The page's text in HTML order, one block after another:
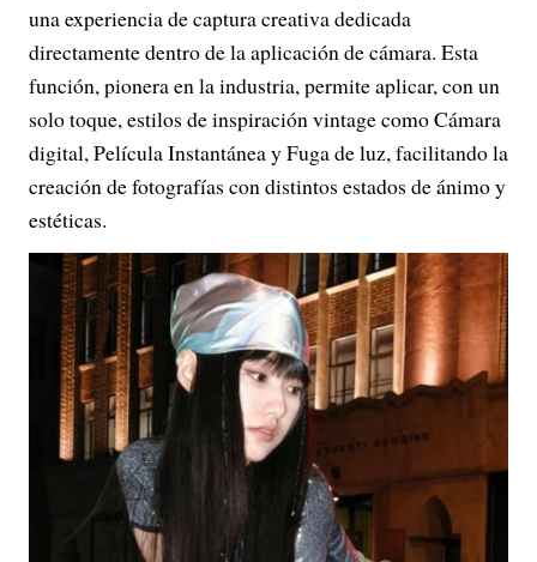
una experiencia de captura creativa dedicada
directamente dentro de la aplicación de cámara. Esta
función, pionera en la industria, permite aplicar, con un
solo toque, estilos de inspiración vintage como Cámara
digital, Película Instantánea y Fuga de luz, facilitando la
creación de fotografías con distintos estados de ánimo y
estéticas.